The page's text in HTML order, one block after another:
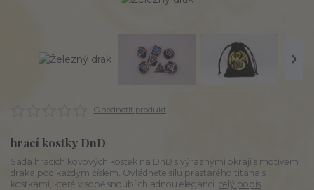
Ohodnotit produkt
hrací kostky DnD
Sada hracích kovových kostek na DnD s výraznými okraji s motivem
draka pod každým číslem. Ovládněte sílu prastarého titána s
kostkami, které v sobě snoubí chladnou eleganci. celý popis